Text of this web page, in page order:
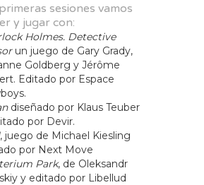
sesiones vamos
y jugar con:
Holmes. Detective
un juego de Gary Grady,
Goldberg y Jérôme
Editado por Espace
diseñado por Klaus Teuber
por Devir.
, juego de Michael Kiesling
por Next Move
Park, de Oleksandr
y editado por Libellud